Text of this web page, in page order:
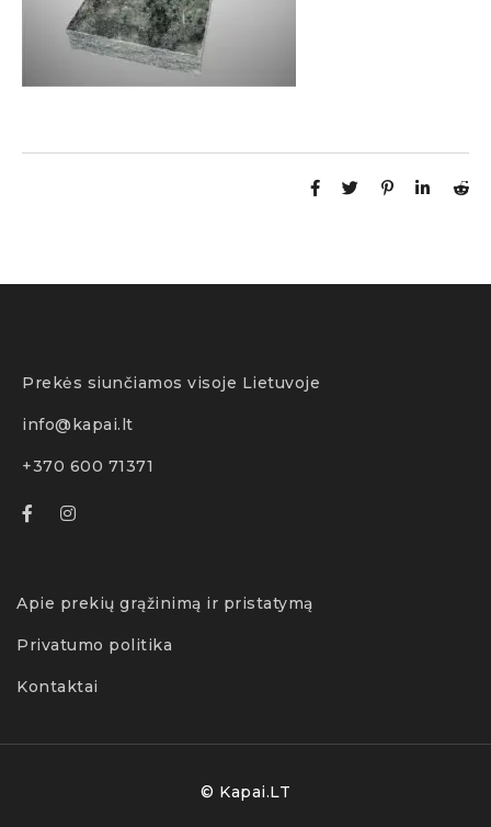
Prekės siunčiamos visoje Lietuvoje
info@kapai.lt
+370 600 71371
Apie prekių grąžinimą ir pristatymą
Privatumo politika
Kontaktai
© Kapai.LT